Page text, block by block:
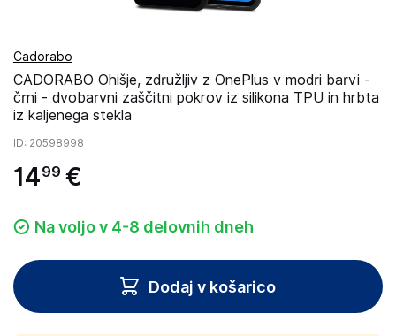
Cadorabo
CADORABO Ohišje, združljiv z OnePlus v modri barvi -
črni - dvobarvni zaščitni pokrov iz silikona TPU in hrbta
iz kaljenega stekla
ID: 20598998
1499 €
Na voljo v 4-8 delovnih dneh
Dodaj v košarico